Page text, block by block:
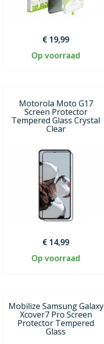
€ 19,99
Op voorraad
Motorola Moto G17
Screen Protector
Tempered Glass Crystal
Clear
€ 14,99
Op voorraad
Mobilize Samsung Galaxy
Xcover7 Pro Screen
Protector Tempered
Glass